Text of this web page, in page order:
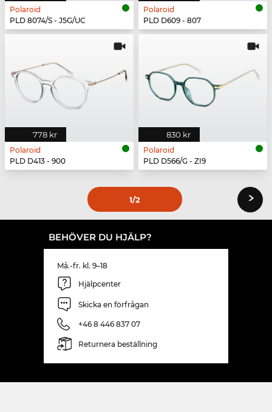
Polaroid
PLD 8074/S - J5G/UC
Polaroid
PLD D609 - 807
778 kr
Polaroid
PLD D413 - 900
830 kr
Polaroid
PLD D566/G - ZI9
1/2 ›
BEHÖVER DU HJÄLP?
Må.-fr. kl. 9–18
Hjälpcenter
Skicka en förfrågan
+46 8 446 837 07
Returnera beställning